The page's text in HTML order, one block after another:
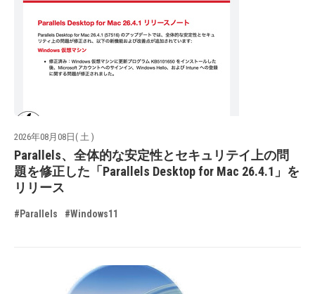
2026年08月08日( 土 )
Parallels、全体的な安定性とセキュリテイ上の問
題を修正した「Parallels Desktop for Mac 26.4.1」を
リリース
#Parallels #Windows11